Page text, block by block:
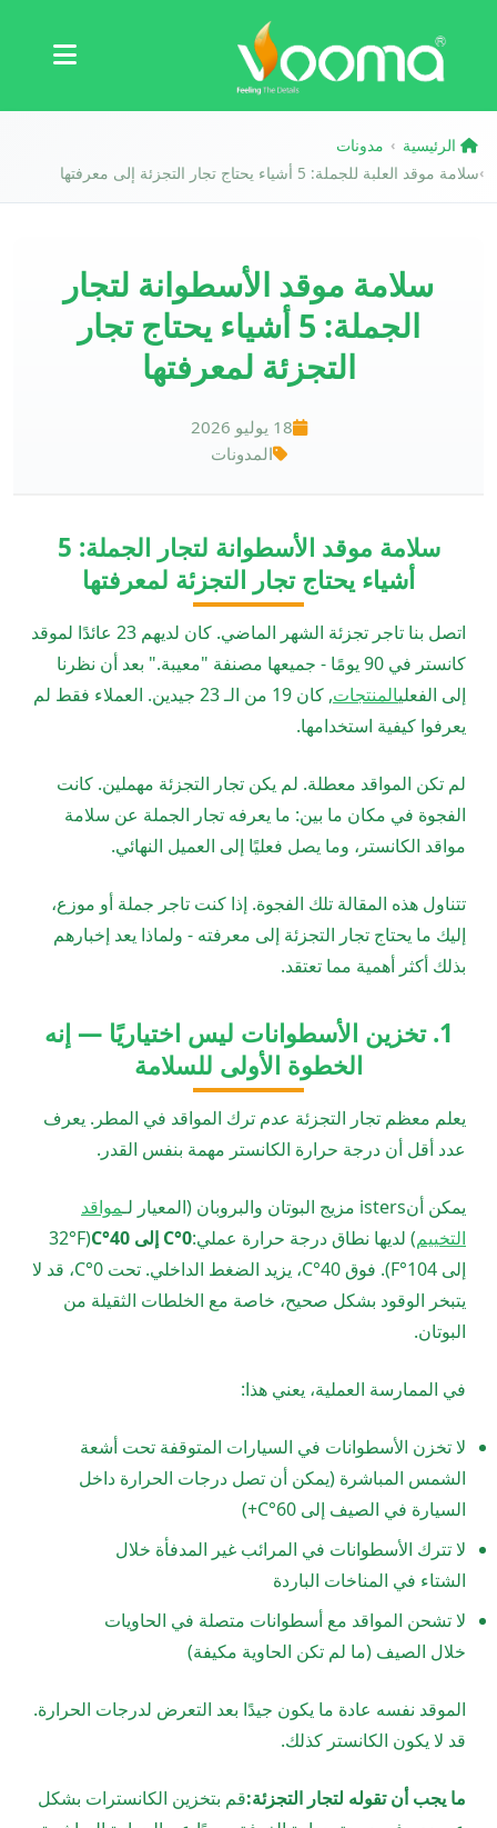
الشهادات
دراسة حالة
الرئيسية › مدونات
›سلامة موقد العلبة للجملة: 5 أشياء يحتاج تجار التجزئة إلى معرفتها
سلامة موقد الأسطوانة لتجار
الجملة: 5 أشياء يحتاج تجار
التجزئة لمعرفتها
18 يوليو 2026
المدونات
سلامة موقد الأسطوانة لتجار الجملة: 5
أشياء يحتاج تجار التجزئة لمعرفتها
اتصل بنا تاجر تجزئة الشهر الماضي. كان لديهم 23 عائدًا لموقد
كانستر في 90 يومًا - جميعها مصنفة "معيبة." بعد أن نظرنا
إلى الفعليالمنتجات
, كان 19 من الـ 23 جيدين. العملاء فقط لم
يعرفوا كيفية استخدامها.
لم تكن المواقد معطلة. لم يكن تجار التجزئة مهملين. كانت
الفجوة في مكان ما بين: ما يعرفه تجار الجملة عن سلامة
مواقد الكانستر، وما يصل فعليًا إلى العميل النهائي.
تتناول هذه المقالة تلك الفجوة. إذا كنت تاجر جملة أو موزع،
إليك ما يحتاج تجار التجزئة إلى معرفته - ولماذا يعد إخبارهم
بذلك أكثر أهمية مما تعتقد.
1. تخزين الأسطوانات ليس اختياريًا — إنه
الخطوة الأولى للسلامة
يعلم معظم تجار التجزئة عدم ترك المواقد في المطر. يعرف
عدد أقل أن درجة حرارة الكانستر مهمة بنفس القدر.
يمكن أنisters مزيج البوتان والبروبان (المعيار لـ
مواقد
التخييم) لديها نطاق درجة حرارة عملي:0°C إلى 40°C
(32°F
إلى 104°F). فوق 40°C، يزيد الضغط الداخلي. تحت 0°C، قد لا
يتبخر الوقود بشكل صحيح، خاصة مع الخلطات الثقيلة من
البوتان.
في الممارسة العملية، يعني هذا:
لا تخزن الأسطوانات في السيارات المتوقفة تحت أشعة
الشمس المباشرة (يمكن أن تصل درجات الحرارة داخل
السيارة في الصيف إلى 60°C+)
لا تترك الأسطوانات في المرائب غير المدفأة خلال
الشتاء في المناخات الباردة
لا تشحن المواقد مع أسطوانات متصلة في الحاويات
خلال الصيف (ما لم تكن الحاوية مكيفة)
الموقد نفسه عادة ما يكون جيدًا بعد التعرض لدرجات الحرارة.
قد لا يكون الكانستر كذلك.
ما يجب أن تقوله لتجار التجزئة:قم بتخزين الكانسترات بشكل